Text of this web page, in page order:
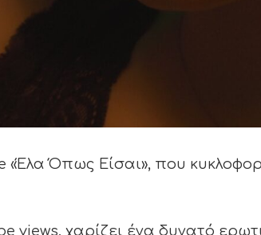
Όπως Είσαι», που
views, χαρίζει ένα δυνατό